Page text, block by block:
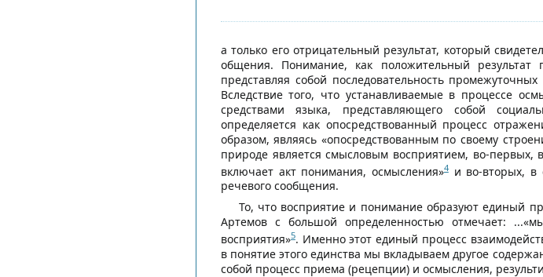
а только его отрицательный результат, который
общения. Понимание, как положительный результат
представляя собой последовательность
Вследствие того, что устанавливаемые в процессе
средствами языка, представляющего собой
определяется как опосредствованный процесс
образом, являясь «опосредствованным по своему
природе является смысловым восприятием, во-первых,
включает акт понимания, осмысления»4и во-вторых, в
речевого сообщения.
То, что восприятие и понимание образуют единый
Артемов с большой определенностью отмечает:
восприятия»5. Именно этот единый процесс
в понятие этого единства мы вкладываем другое
собой процесс приема (рецепции) и осмысления,